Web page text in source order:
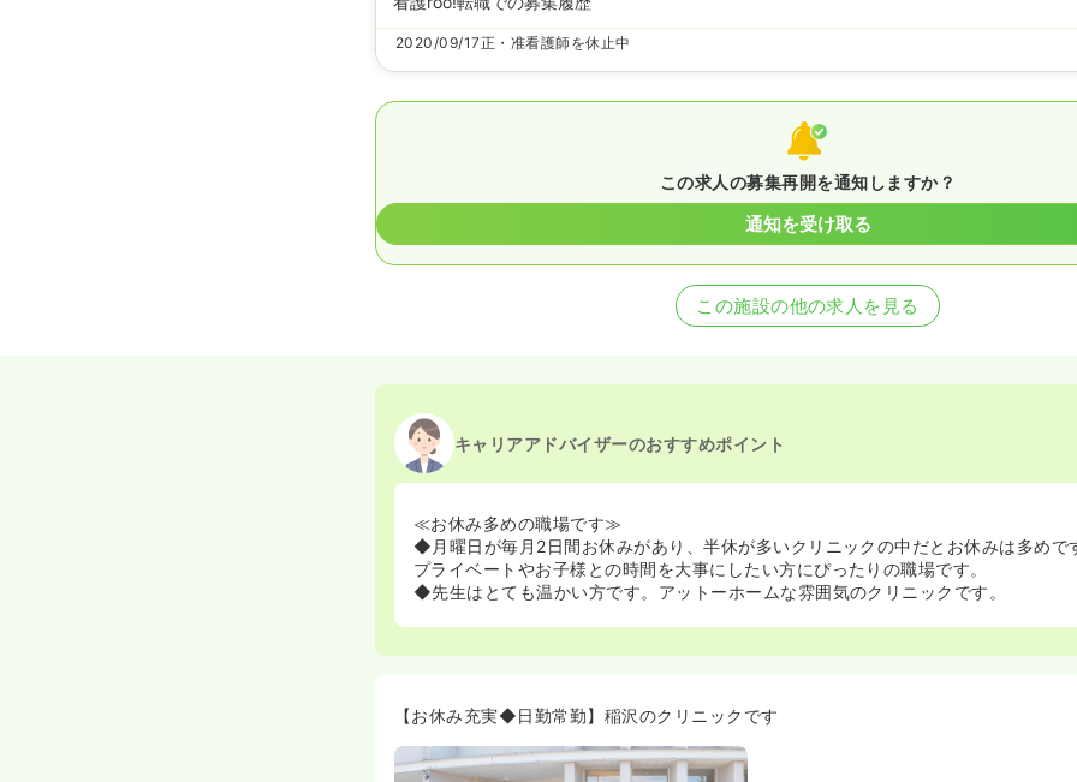
2020/09/17正・准看護師を休止中
この求人の募集再開を通知しますか？
通知を受け取る
この施設の他の求人を見る
キャリアアドバイザーのおすすめポイント
≪お休み多めの職場です≫
◆月曜日が毎月2日間お休みがあり、半休が多いクリニックの中だとお休みは多めで
プライベートやお子様との時間を大事にしたい方にぴったりの職場です。
◆先生はとても温かい方です。アットーホームな雰囲気のクリニックです。
【お休み充実◆日勤常勤】稲沢のクリニックです